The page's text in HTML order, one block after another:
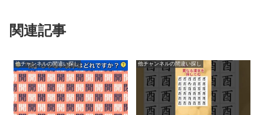
関連記事
他チャンネルの間違い探し 他チャンネルの間違い探し